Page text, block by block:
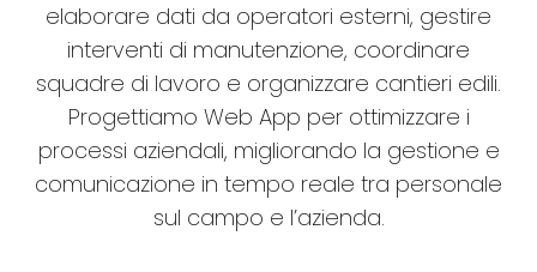
elaborare dati da operatori esterni, gestire
interventi di manutenzione, coordinare
squadre di lavoro e organizzare cantieri edili.
Progettiamo Web App per ottimizzare i
processi aziendali, migliorando la gestione e
comunicazione in tempo reale tra personale
sul campo e l’azienda.